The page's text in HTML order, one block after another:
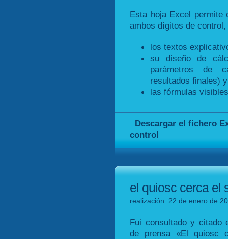
Esta hoja Excel permite
ambos dígitos de control,
los textos
su diseño de
parámetros de
resultados finales) y
las fórmulas
Descargar el fichero
control
el quiosc cerca el
realización: 22 de enero de
Fui consultado y citado
de prensa «El quiosc